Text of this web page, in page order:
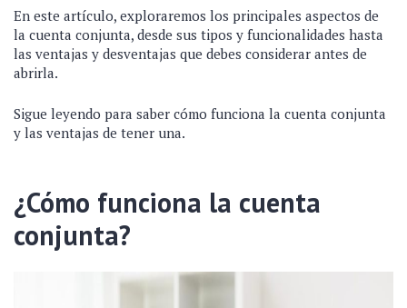
En este artículo, exploraremos los principales aspectos de
la cuenta conjunta, desde sus tipos y funcionalidades hasta
las ventajas y desventajas que debes considerar antes de
abrirla.
Sigue leyendo para saber cómo funciona la cuenta conjunta
y las ventajas de tener una.
¿Cómo funciona la cuenta
conjunta?